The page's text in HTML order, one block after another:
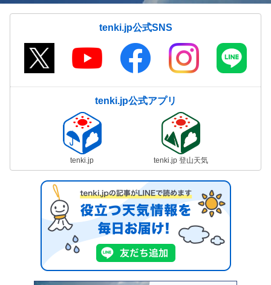
tenki.jp公式SNS
tenki.jp公式アプリ
tenki.jp tenki.jp 登山天気